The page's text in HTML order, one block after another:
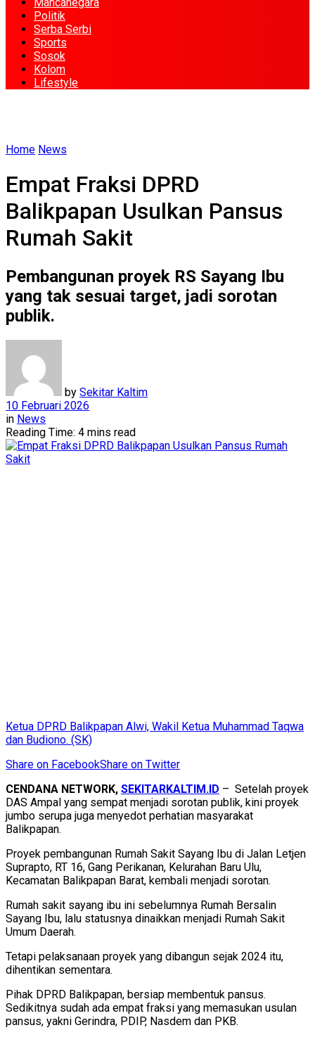
Politik
Serba Serbi
Sports
Sosok
Kolom
Lifestyle
Home News
Empat Fraksi DPRD
Balikpapan Usulkan Pansus
Rumah Sakit
Pembangunan proyek RS Sayang Ibu
yang tak sesuai target, jadi sorotan
publik.
by Sekitar Kaltim
10 Februari 2026
in News
Reading Time: 4 mins read
Ketua DPRD Balikpapan Alwi, Wakil Ketua Muhammad Taqwa
dan Budiono. (SK)
Share on FacebookShare on Twitter
CENDANA NETWORK, SEKITARKALTIM.ID – Setelah proyek
DAS Ampal yang sempat menjadi sorotan publik, kini proyek
jumbo serupa juga menyedot perhatian masyarakat
Balikpapan.
Proyek pembangunan Rumah Sakit Sayang Ibu di Jalan Letjen
Suprapto, RT 16, Gang Perikanan, Kelurahan Baru Ulu,
Kecamatan Balikpapan Barat, kembali menjadi sorotan.
Rumah sakit sayang ibu ini sebelumnya Rumah Bersalin
Sayang Ibu, lalu statusnya dinaikkan menjadi Rumah Sakit
Umum Daerah.
Tetapi pelaksanaan proyek yang dibangun sejak 2024 itu,
dihentikan sementara.
Pihak DPRD Balikpapan, bersiap membentuk pansus.
Sedikitnya sudah ada empat fraksi yang memasukan usulan
pansus, yakni Gerindra, PDIP, Nasdem dan PKB.